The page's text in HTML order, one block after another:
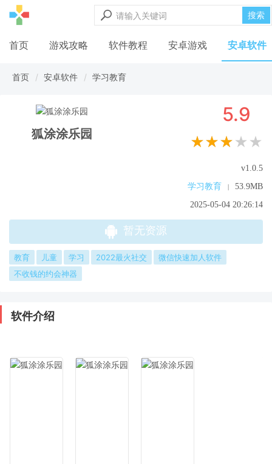
搜索
首页 游戏攻略 软件教程 安卓游戏 安卓软件
首页 安卓软件 学习教育
狐涂涂乐园
5.9
★★★★★
v1.0.5
学习教育
|
53.9MB
2025-05-04 20:26:14
暂无资源
教育 儿童 学习 2022最火社交
微信快速加人软件
不收钱的约会神器
软件介绍